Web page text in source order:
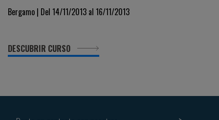
Bergamo | Del 14/11/2013 al 16/11/2013
DESCUBRIR CURSO